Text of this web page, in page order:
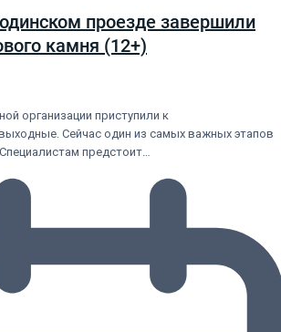
проезде завершили
камня (12+)
организации приступили к
Сейчас один из самых важных этапов
предстоит…